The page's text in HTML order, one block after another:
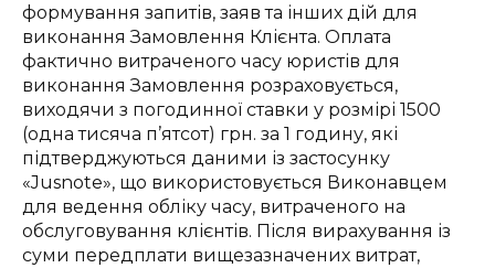
формування запитів, заяв та інших дій для
виконання Замовлення Клієнта. Оплата
фактично витраченого часу юристів для
виконання Замовлення розраховується,
виходячи з погодинної ставки у розмірі 1500
(одна тисяча п’ятсот) грн. за 1 годину, які
підтверджуються даними із застосунку
«Jusnote», що використовується Виконавцем
для ведення обліку часу, витраченого на
обслуговування клієнтів. Після вирахування із
суми передплати вищезазначених витрат,